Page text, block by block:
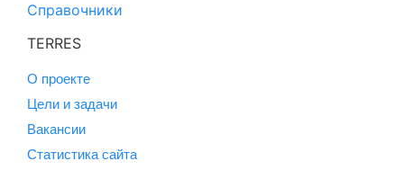
Справочники
TERRES
О проекте
Цели и задачи
Вакансии
Статистика сайта